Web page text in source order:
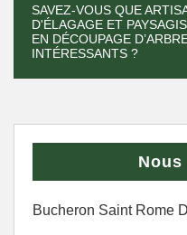
SAVEZ-VOUS QUE
D'ÉLAGAGE ET
EN DÉCOUPAGE
INTÉRESSANTS ?
Bucheron Saint Rome